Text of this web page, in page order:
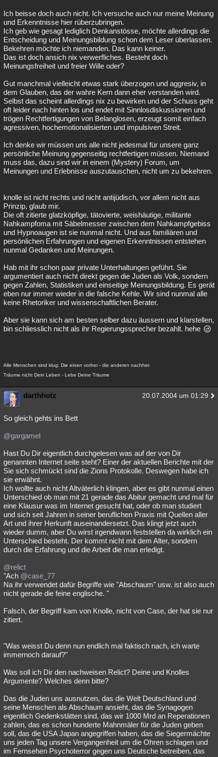
Ich beisse doch auch nicht. Ich versuche auch nur meine Meinung
und Erkenntnisse hier rüberzubringen.
Ich geb wie gesagt lediglich Denkanstösse, möchte allerdings die
Entscheidung und Meinungsbildung schon dem Leser überlassen.
Bekehren möchte ich niemanden. Das kann keiner.
Das ist doch ansich nix verwerfliches. Besteht doch
Meinungsfreiheit und freier Wille oder?
Gut manchmal vielleicht etwas stark überzogen und aggresiv, in
dem Glauben, das der wahre Kern dann eher verstanden wird.
Selbst das scheint allerdings nix zu bewirken und der Schuss geht
oft leider nach hinten los und endet mit Sinnlosdiskussionen und
trögen Rechtfertigungen von Belanglosen, erzeugt somit einfach
agressiven, hochemotionalisierten und impulsiven Streit.
Ich denke wir müssen uns alle nicht jedesmal für unsere ganz
persönliche Meinung gegenseitig rechtfertigen müssen. Niemand
muss das, dazu sind wir in einem (Mystery) Forum, um
Meinungen und Erlebnisse auszutauschen, nicht um zu bekehren.
knolle ist nicht rechts und nicht antijüdisch, vor allem nicht aus
Prinzip, glaub mir.
Die oft zitierte glatzköpfige, tätovierte, weishäutige, militante
Nahkampfoma mit Säbelmesser zwischen dem Nahkampfgebiss
und Hypnoaugen ist sie nunmal nicht. Und aus familiären und
persönlichen Erfahrungen und eigenen Erkenntnissen entstehen
nunmal Gedanken und Meinungen.
Hab mit ihr schon paar private Unterhaltungen geführt. Sie
argumentiert auch nicht direkt gegen die Juden als Volk, sondern
gegen Zahlen, Statistiken und einseitige Meinungsbildung. Es gerät
eben nur immer wieder in die falsche Kehle. Wir sind nunmal alle
keine Rhetoriker und wissenschaftlichen Berater.
Aber sie kann sich am besten selber dazu äussern und klarstellen,
bin schliesslich nicht als ihr Regierungssprecher bezahlt. hehe
Alle Menschen sind klug: Die einen vorher - die anderen nachher.
Träume nicht Dein Leben - Lebe Deine Träume
darthhotz 20.07.2004 um 01:29
So gleich gehts ins Bett
@gargamel
Hast Du Dir eigentlich durchgelesen was auf der von Dir
genannten Internet seite steht? Einer der aktuellen Berichte mit der
Sie sich schmückt sind die Zions Protokolle. Deswegen habe ich
sie erwähnt.
Ich wollte auch nicht Altväterlich klingen, aber es gibt nunmal einen
Unterschied ob man mit 21 gerade das Abitur gemacht und mal für
eine Klausur was im Internet gesucht hat, oder ob man studiert
und sich seit Jahren in seiner beruflichen Praxis mit Quellen aller
Art und ihrer Herkunft auseinandersetzt. Das klingt jetzt auch
wieder dumm, aber Du wirst irgendwann feststellen da wirklich ein
Unterschied besteht. Der kommt nicht mit dem Alter, sondern
durch die Erfahrung und die Arbeit die man erledigt.
@relict
"Ach @case_77
Na ihr verwendet dafür Begriffe wie "Abschaum" usw. ist also auch
nicht gerade die feine englische. "
Falsch, der Begriff kam von Knolle, nicht von Case, der hat sie nur
zitiert.
"Was weisst Du denn nun endlich mal faktisch nach, ich warte
immernoch darauf?"
Was soll ich Dir den nachweisen Relict? Deine und Knolles
Argumente? Welches denn bitte?
Das die Juden uns ausnutzen, das die Welt Deutschland und
seine Menschen als Abschaum ansieht, das die Synagogen
eigentlich Gedenkstätten sind, das wir 1000 Mrd an Reperationen
zahlen, das es schon hunderte Mahnmäler für die Juden geben
soll, das die USA Japan angegriffen haben, das die Siegermächte
uns jeden Tag unsere Vergangenheit um die Ohren schlagen und
im Fernsehen Psychoterror gegen uns Deutsche betreiben, das